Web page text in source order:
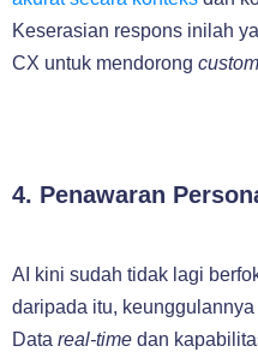
Keserasian respons inilah
CX untuk mendorong
4. Penawaran
AI kini sudah tidak lagi
daripada itu,
Data real-time dan